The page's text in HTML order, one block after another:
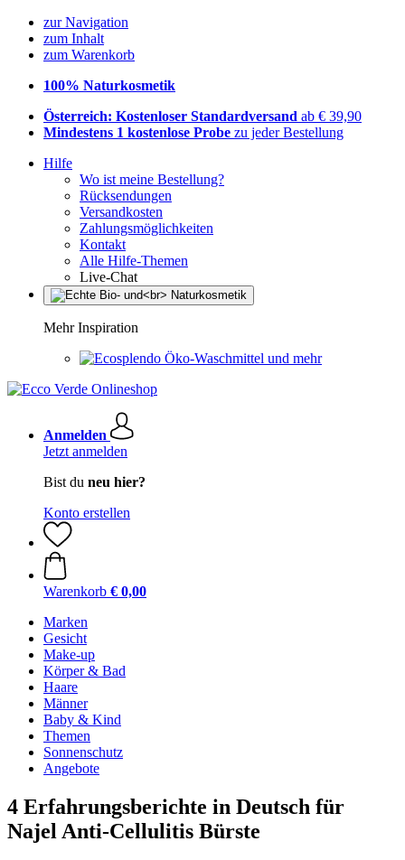
zur Navigation
zum Inhalt
zum Warenkorb
100% Naturkosmetik
Österreich: Kostenloser Standardversand ab € 39,90
Mindestens 1 kostenlose Probe zu jeder Bestellung
Hilfe
Wo ist meine Bestellung?
Rücksendungen
Versandkosten
Zahlungsmöglichkeiten
Kontakt
Alle Hilfe-Themen
Live-Chat
Mehr Inspiration
Öko-Waschmittel und mehr
Anmelden
Jetzt anmelden
Bist du neu hier?
Konto erstellen
Warenkorb € 0,00
Marken
Gesicht
Make-up
Körper & Bad
Haare
Männer
Baby & Kind
Themen
Sonnenschutz
Angebote
4 Erfahrungsberichte in Deutsch für
Najel Anti-Cellulitis Bürste